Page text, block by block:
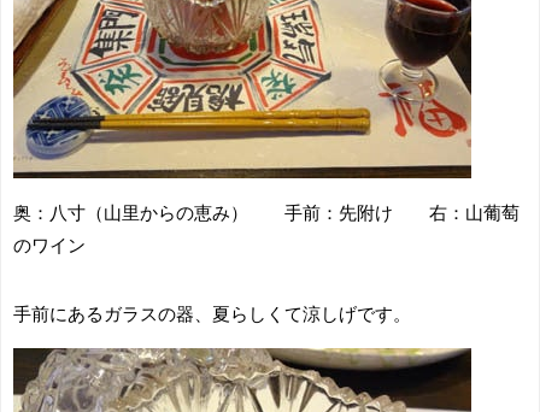
奥：八寸（山里からの恵み） 手前：先附け 右：山葡萄
のワイン
手前にあるガラスの器、夏らしくて涼しげです。